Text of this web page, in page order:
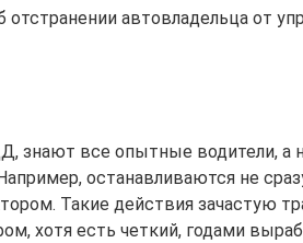
отстранении автовладельца от
знают все опытные водители, а
останавливаются не
Такие действия зачастую
хотя есть четкий, годами